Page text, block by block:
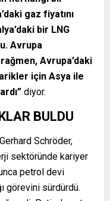
gaz fiyatını
bir LNG
Avrupa
Avrupa’daki
için Asya ile
diyor.
BULDU
Schröder,
sektöründe kariyer
petrol devi
görevini sürdürdü.